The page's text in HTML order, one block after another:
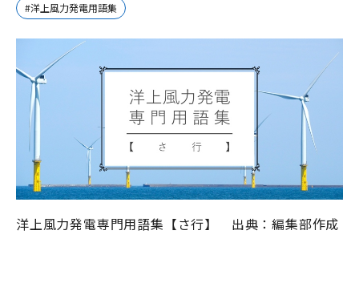
#洋上風力発電用語集
洋上風力発電専門用語集【さ行】 出典：編集部作成